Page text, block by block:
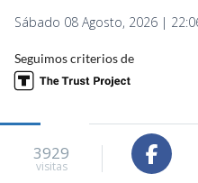
Sábado 08 Agosto, 2026 |
Seguimos criterios de
3929
visitas